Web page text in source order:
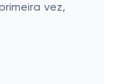
vez,